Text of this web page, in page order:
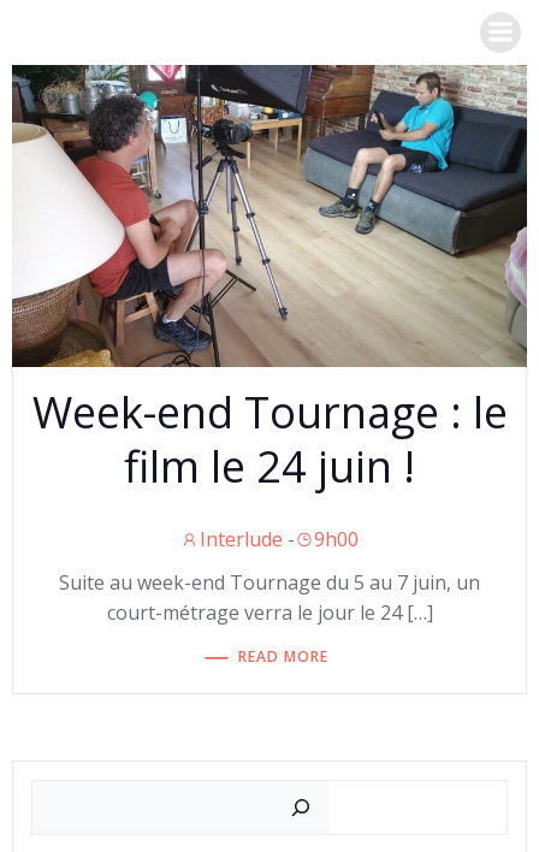
contenu
Week-end Tournage : le
film le 24 juin !
Interlude -
9h00
Suite au week-end Tournage du 5 au 7 juin, un
court-métrage verra le jour le 24 […]
READ MORE